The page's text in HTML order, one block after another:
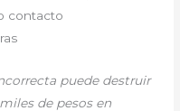
contacto
puede destruir
de pesos en